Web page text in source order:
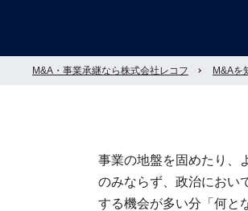
M&A・事業承継なら株式会社レコフ M&Aを
事業の地盤を固めたり、
のみならず、政治におい
する機会が多い分「何と